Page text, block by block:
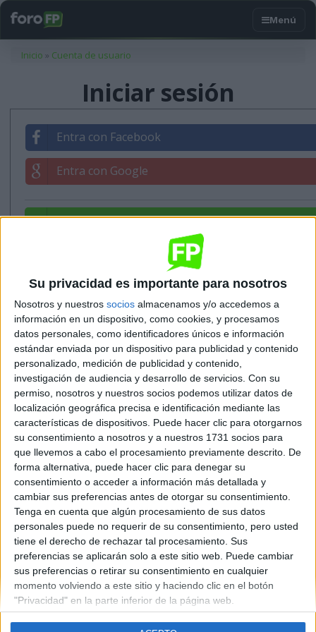
Su privacidad es importante para nosotros
Nosotros y nuestros socios almacenamos y/o accedemos a
información en un dispositivo, como cookies, y procesamos
datos personales, como identificadores únicos e información
estándar enviada por un dispositivo para publicidad y contenido
personalizado, medición de publicidad y contenido,
investigación de audiencia y desarrollo de servicios. Con su
permiso, nosotros y nuestros socios podemos utilizar datos de
localización geográfica precisa e identificación mediante las
características de dispositivos. Puede hacer clic para otorgarnos
su consentimiento a nosotros y a nuestros 1731 socios para
que llevemos a cabo el procesamiento previamente descrito. De
forma alternativa, puede hacer clic para denegar su
consentimiento o acceder a información más detallada y
cambiar sus preferencias antes de otorgar su consentimiento.
Tenga en cuenta que algún procesamiento de sus datos
personales puede no requerir de su consentimiento, pero usted
tiene el derecho de rechazar tal procesamiento. Sus
preferencias se aplicarán solo a este sitio web. Puede cambiar
sus preferencias o retirar su consentimiento en cualquier
momento volviendo a este sitio y haciendo clic en el botón
"Privacidad" en la parte inferior de la página web.
Usted está aquí
Inicio » Cuenta de usuario
Iniciar sesión
Entra con Facebook
Entra con Google
Entrar con tu correo
Contáctanos
Diego de León 47, 28006 Madrid
Phone:+34 91 593 2767
Email: info@forofp.es
Información legal
Aviso legal
Política de privacidad
Condiciones generales de contratación
Política de cookies